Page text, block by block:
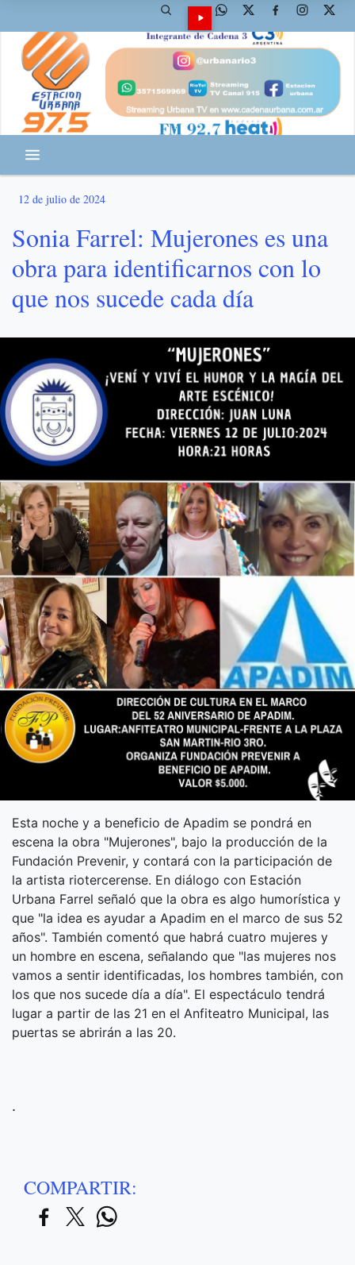
12 de julio de 2024
Sonia Farrel: Mujerones es una
obra para identificarnos con lo
que nos sucede cada día
Esta noche y a beneficio de Apadim se pondrá en
escena la obra "Mujerones", bajo la producción de la
Fundación Prevenir, y contará con la participación de
la artista riotercerense. En diálogo con Estación
Urbana Farrel señaló que la obra es algo humorística y
que "la idea es ayudar a Apadim en el marco de sus 52
años". También comentó que habrá cuatro mujeres y
un hombre en escena, señalando que "las mujeres nos
vamos a sentir identificadas, los hombres también, con
los que nos sucede día a día". El espectáculo tendrá
lugar a partir de las 21 en el Anfiteatro Municipal, las
puertas se abrirán a las 20.
.
COMPARTIR: